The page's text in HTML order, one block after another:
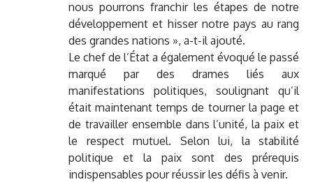
nous pourrons franchir les étapes de notre
développement et hisser notre pays au rang
des grandes nations », a-t-il ajouté.
Le chef de l’État a également évoqué le passé
marqué par des drames liés aux
manifestations politiques, soulignant qu’il
était maintenant temps de tourner la page et
de travailler ensemble dans l’unité, la paix et
le respect mutuel. Selon lui, la stabilité
politique et la paix sont des prérequis
indispensables pour réussir les défis à venir.